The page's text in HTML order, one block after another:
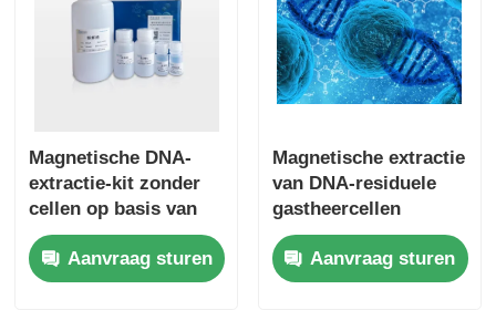
Magnetische DNA-
extractie-kit zonder
cellen op basis van
kralen
Aanvraag sturen
Magnetische extractie
van DNA-residuele
gastheercellen
Aanvraag sturen